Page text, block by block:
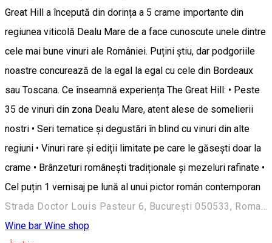
Great Hill a începută din dorința a 5 crame importante din
regiunea viticolă Dealu Mare de a face cunoscute unele dintre
cele mai bune vinuri ale României. Puțini știu, dar podgoriile
noastre concurează de la egal la egal cu cele din Bordeaux
sau Toscana. Ce înseamnă experiența The Great Hill: • Peste
35 de vinuri din zona Dealu Mare, atent alese de somelierii
nostri • Seri tematice și degustări în blind cu vinuri din alte
regiuni • Vinuri rare și ediții limitate pe care le găsești doar la
crame • Brânzeturi românești tradiționale și mezeluri rafinate •
Cel puțin 1 vernisaj pe lună al unui pictor român contemporan
Strada Doctor Louis Pasteur 6, București 050533, Romania
Wine bar Wine shop